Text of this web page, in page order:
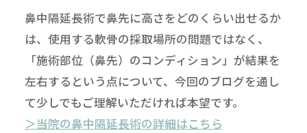
鼻中隔延長術で鼻先に高さをどのくらい出せるか
は、使用する軟骨の採取場所の問題ではなく、
「施術部位（鼻先）のコンディション」が結果を
左右するという点について、今回のブログを通し
て少しでもご理解いただければ本望です。
＞当院の鼻中隔延長術の詳細はこちら